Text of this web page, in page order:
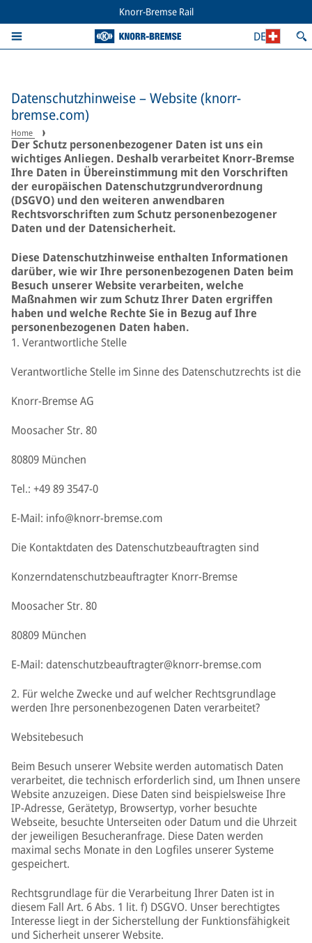
Knorr-Bremse Rail
DE
Datenschutzhinweise – Website (knorr-
bremse.com)
Home
Der Schutz personenbezogener Daten ist uns ein
wichtiges Anliegen. Deshalb verarbeitet Knorr-Bremse
Ihre Daten in Übereinstimmung mit den Vorschriften
der europäischen Datenschutzgrundverordnung
(DSGVO) und den weiteren anwendbaren
Rechtsvorschriften zum Schutz personenbezogener
Daten und der Datensicherheit.
Diese Datenschutzhinweise enthalten Informationen
darüber, wie wir Ihre personenbezogenen Daten beim
Besuch unserer Website verarbeiten, welche
Maßnahmen wir zum Schutz Ihrer Daten ergriffen
haben und welche Rechte Sie in Bezug auf Ihre
personenbezogenen Daten haben.
1. Verantwortliche Stelle
Verantwortliche Stelle im Sinne des Datenschutzrechts ist die
Knorr-Bremse AG
Moosacher Str. 80
80809 München
Tel.: +49 89 3547-0
E-Mail: info@knorr-bremse.com
Die Kontaktdaten des Datenschutzbeauftragten sind
Konzerndatenschutzbeauftragter Knorr-Bremse
Moosacher Str. 80
80809 München
E-Mail: datenschutzbeauftragter@knorr-bremse.com
2. Für welche Zwecke und auf welcher Rechtsgrundlage
werden Ihre personenbezogenen Daten verarbeitet?
Websitebesuch
Beim Besuch unserer Website werden automatisch Daten
verarbeitet, die technisch erforderlich sind, um Ihnen unsere
Website anzuzeigen. Diese Daten sind beispielsweise Ihre
IP-Adresse, Gerätetyp, Browsertyp, vorher besuchte
Webseite, besuchte Unterseiten oder Datum und die Uhrzeit
der jeweiligen Besucheranfrage. Diese Daten werden
maximal sechs Monate in den Logfiles unserer Systeme
gespeichert.
Rechtsgrundlage für die Verarbeitung Ihrer Daten ist in
diesem Fall Art. 6 Abs. 1 lit. f) DSGVO. Unser berechtigtes
Interesse liegt in der Sicherstellung der Funktionsfähigkeit
und Sicherheit unserer Website.